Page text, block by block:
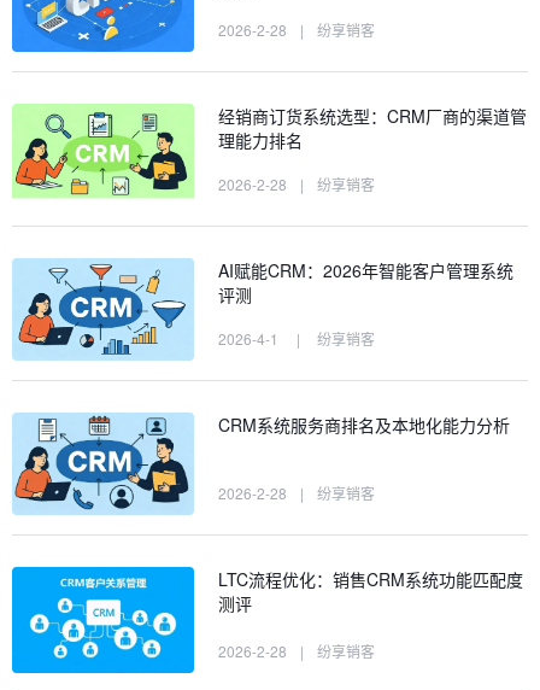
2026-2-28 | 纷享销客
经销商订货系统选型：CRM厂商的渠道管
理能力排名
2026-2-28 | 纷享销客
AI赋能CRM：2026年智能客户管理系统
评测
2026-4-1 | 纷享销客
CRM系统服务商排名及本地化能力分析
2026-2-28 | 纷享销客
LTC流程优化：销售CRM系统功能匹配度
测评
2026-2-28 | 纷享销客